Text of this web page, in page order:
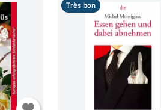
Très bon